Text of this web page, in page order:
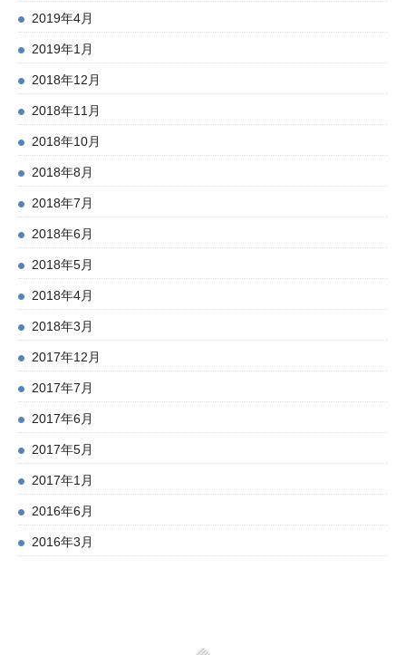
2019年4月
2019年1月
2018年12月
2018年11月
2018年10月
2018年8月
2018年7月
2018年6月
2018年5月
2018年4月
2018年3月
2017年12月
2017年7月
2017年6月
2017年5月
2017年1月
2016年6月
2016年3月